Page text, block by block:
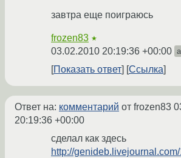
завтра еще поиграюсь
frozen83 ★
03.02.2010 20:19:36 +00:00
Показать ответ Ссылка
Ответ на: комментарий от frozen83
20:19:36 +00:00
сделал как здесь
http://genideb.livejournal.com/